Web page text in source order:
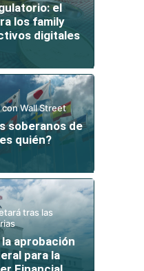
el
los family
digitales
Wall Street
soberanos de
quién?
tras las
aprobación
para la